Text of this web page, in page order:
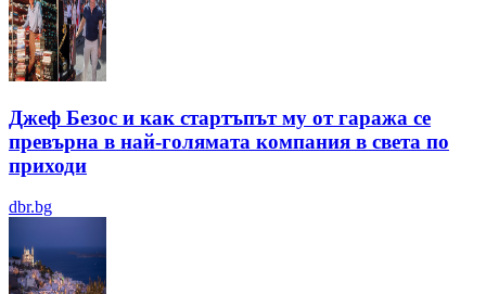
Джеф Безос и как стартъпът му от гаража се
превърна в най-голямата компания в света по
приходи
dbr.bg